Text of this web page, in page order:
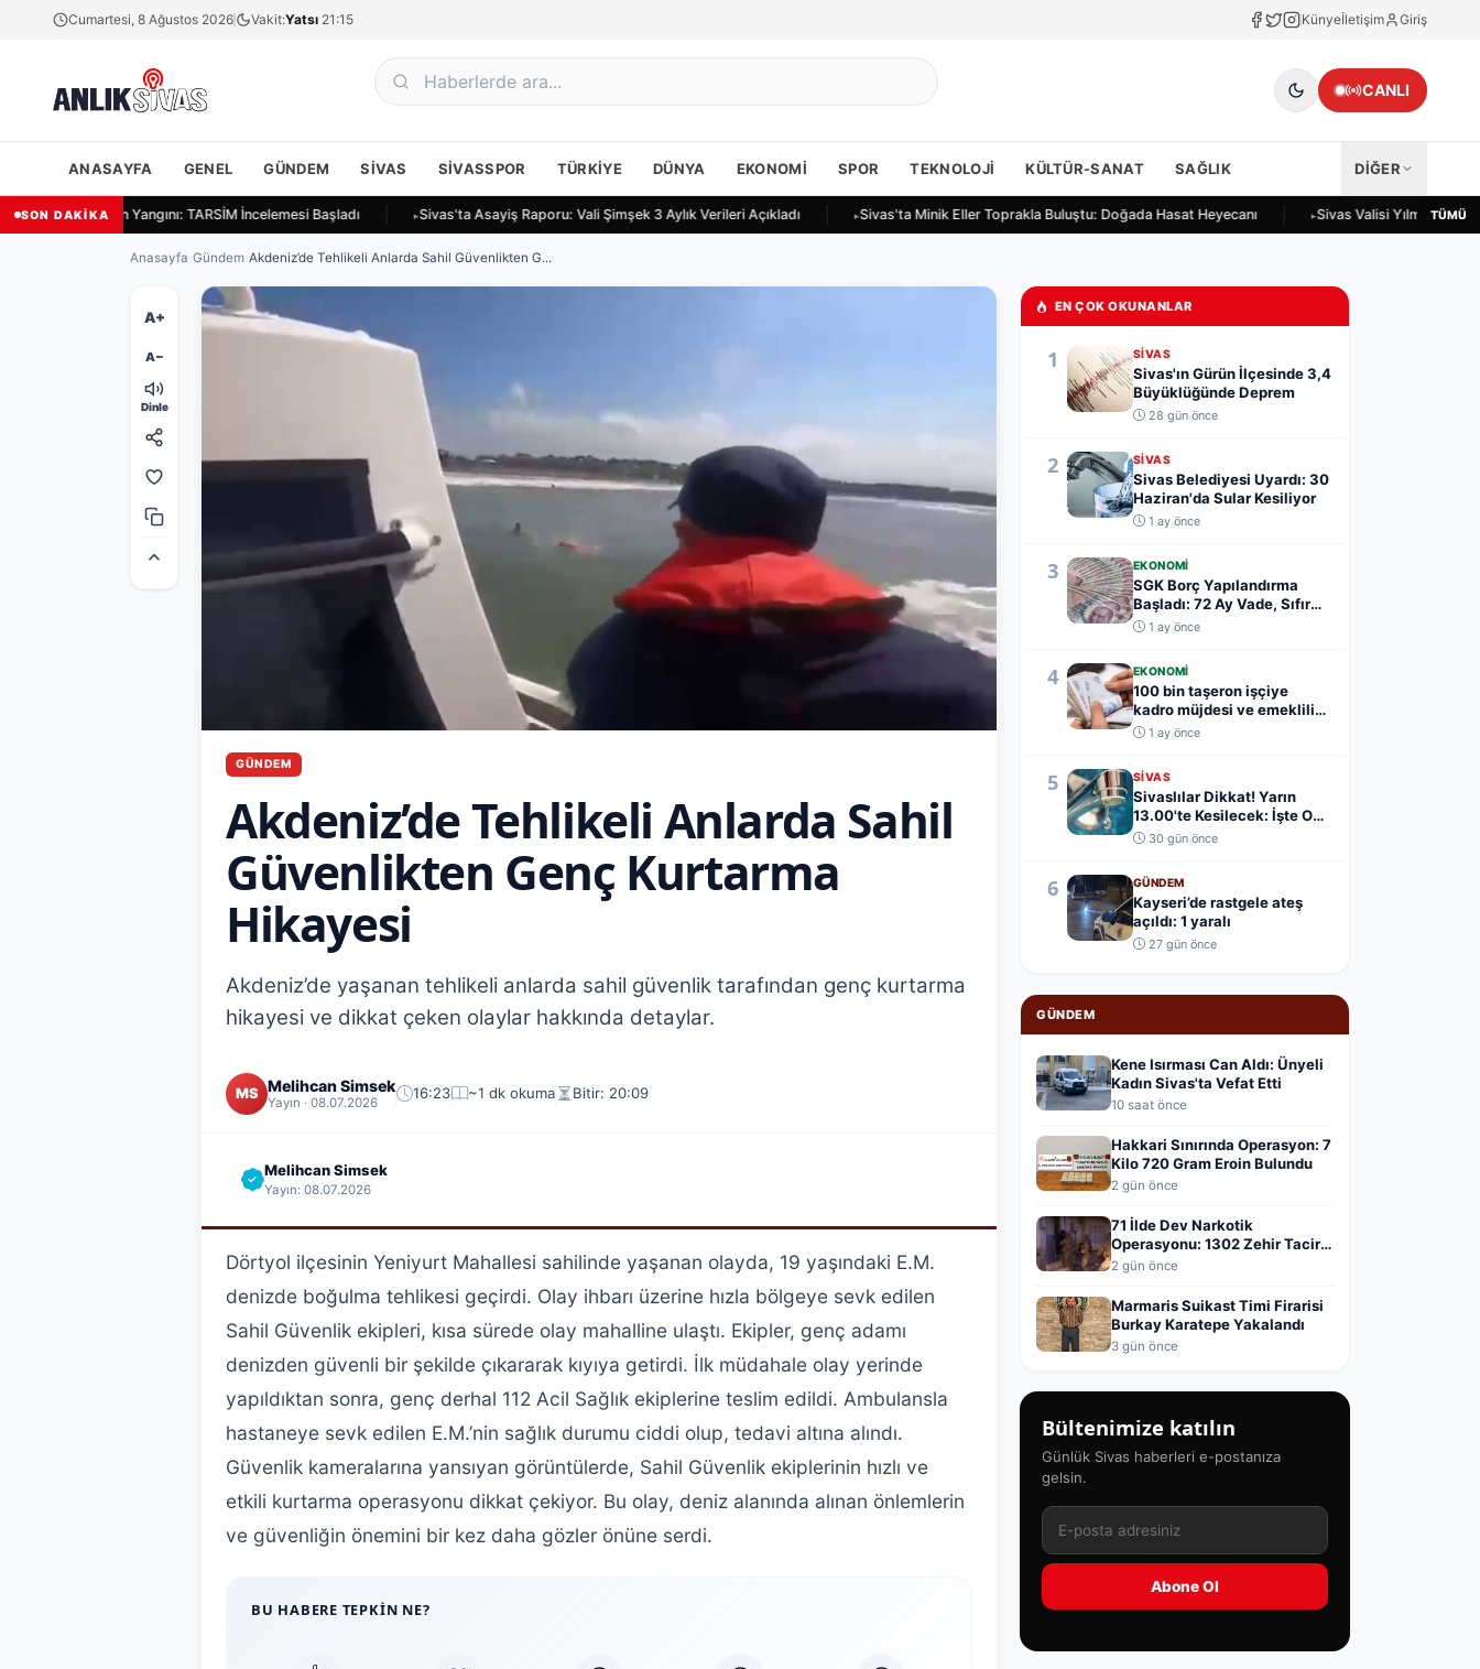
Cumartesi, 8 Ağustos 2026 Vakit:Yatsı 21:15 Künyeİletişim Giriş
CANLI
ANASAYFA GENEL GÜNDEM SIVAS SIVASSPOR TÜRKIYE DÜNYA EKONOMI SPOR TEKNOLOJI KÜLTÜR-SANAT SAĞLIK DİĞER
SON DAKİKA
Ulukapı'da Ekin Yangını: TARSİM İncelemesi Başladı Sivas'ta Asayiş Raporu: Vali Şimşek 3 Aylık Verileri Açıkladı Sivas'ta Minik Eller Toprakla Buluştu: Doğada Hasat Heyecanı Sivas Valisi YılmazTÜMÜ
Anasayfa Gündem Akdeniz’de Tehlikeli Anlarda Sahil Güvenlikten G...
A+
A−
Dinle
GÜNDEM
Akdeniz’de Tehlikeli Anlarda Sahil
Güvenlikten Genç Kurtarma
Hikayesi
Akdeniz’de yaşanan tehlikeli anlarda sahil güvenlik tarafından genç kurtarma
hikayesi ve dikkat çeken olaylar hakkında detaylar.
MS Melihcan Simsek
Yayın · 08.07.2026
16:23 ~1 dk okuma Bitir: 20:09
Melihcan Simsek
Yayın: 08.07.2026
Dörtyol ilçesinin Yeniyurt Mahallesi sahilinde yaşanan olayda, 19 yaşındaki E.M.
denizde boğulma tehlikesi geçirdi. Olay ihbarı üzerine hızla bölgeye sevk edilen
Sahil Güvenlik ekipleri, kısa sürede olay mahalline ulaştı. Ekipler, genç adamı
denizden güvenli bir şekilde çıkararak kıyıya getirdi. İlk müdahale olay yerinde
yapıldıktan sonra, genç derhal 112 Acil Sağlık ekiplerine teslim edildi. Ambulansla
hastaneye sevk edilen E.M.’nin sağlık durumu ciddi olup, tedavi altına alındı.
Güvenlik kameralarına yansıyan görüntülerde, Sahil Güvenlik ekiplerinin hızlı ve
etkili kurtarma operasyonu dikkat çekiyor. Bu olay, deniz alanında alınan önlemlerin
ve güvenliğin önemini bir kez daha gözler önüne serdi.
BU HABERE TEPKIN NE?
EN ÇOK OKUNANLAR
1 SIVAS
Sivas'ın Gürün İlçesinde 3,4
Büyüklüğünde Deprem
28 gün önce
2 SIVAS
Sivas Belediyesi Uyardı: 30
Haziran'da Sular Kesiliyor
1 ay önce
3 EKONOMI
SGK Borç Yapılandırma
Başladı: 72 Ay Vade, Sıfır
Teminat
1 ay önce
4 EKONOMI
100 bin taşeron işçiye
kadro müjdesi ve emeklilik
yaş şartı açık...
1 ay önce
5 SIVAS
Sivaslılar Dikkat! Yarın
13.00'te Kesilecek: İşte O
Mahalleler.....
30 gün önce
6 GÜNDEM
Kayseri’de rastgele ateş
açıldı: 1 yaralı
27 gün önce
GÜNDEM
Kene Isırması Can Aldı: Ünyeli
Kadın Sivas'ta Vefat Etti
10 saat önce
Hakkari Sınırında Operasyon: 7
Kilo 720 Gram Eroin Bulundu
2 gün önce
71 İlde Dev Narkotik
Operasyonu: 1302 Zehir Taciri
Yakalandı
2 gün önce
Marmaris Suikast Timi Firarisi
Burkay Karatepe Yakalandı
3 gün önce
Bültenimize katılın
Günlük Sivas haberleri e-postanıza
gelsin.
Abone Ol